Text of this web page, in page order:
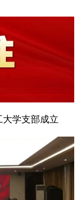
大学支部成立